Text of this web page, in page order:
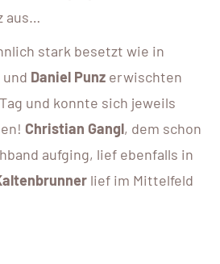
aus…
stark besetzt wie in
und Daniel Punz erwischten
und konnte sich jeweils
Christian Gangl, dem schon
aufging, lief ebenfalls in
lief im Mittelfeld